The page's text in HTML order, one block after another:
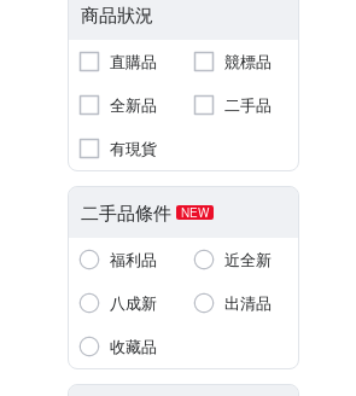
商品狀況
直購品
競標品
全新品
二手品
有現貨
二手品條件 NEW
福利品
近全新
八成新
出清品
收藏品